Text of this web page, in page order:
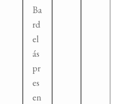
Ba
rd
el
ás
pr
es
en